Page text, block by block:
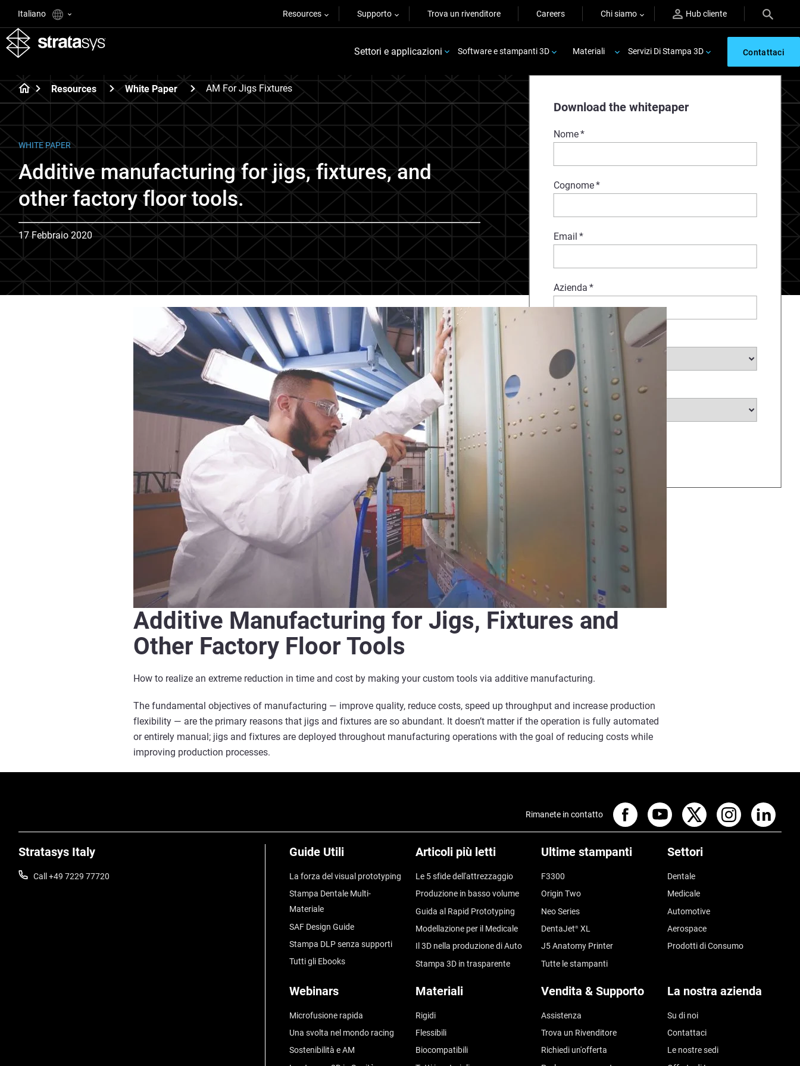
Italiano Resources Supporto Trova un rivenditore Careers Chi siamo Hub cliente
Settori e applicazioni Software e stampanti 3D Materiali Servizi Di Stampa 3D Contattaci
Resources White Paper AM For Jigs Fixtures
Download the whitepaper
Nome*
Cognome*
Email *
Azienda *
Selezione il Settore *
Seleziona il Paese
WHITE PAPER
Additive manufacturing for jigs, fixtures, and
other factory floor tools.
17 Febbraio 2020
Additive Manufacturing for Jigs, Fixtures and
Other Factory Floor Tools
How to realize an extreme reduction in time and cost by making your custom tools via additive manufacturing.
The fundamental objectives of manufacturing — improve quality, reduce costs, speed up throughput and increase production
flexibility — are the primary reasons that jigs and fixtures are so abundant. It doesn’t matter if the operation is fully automated
or entirely manual; jigs and fixtures are deployed throughout manufacturing operations with the goal of reducing costs while
improving production processes.
Stratasys Italy
Call +49 7229 77720
Guide Utili
La forza del visual prototyping
Stampa Dentale Multi-
Materiale
SAF Design Guide
Stampa DLP senza supporti
Tutti gli Ebooks
Articoli più letti
Le 5 sfide dell'attrezzaggio
Produzione in basso volume
Guida al Rapid Prototyping
Modellazione per il Medicale
Il 3D nella produzione di Auto
Stampa 3D in trasparente
Ultime stampanti
F3300
Origin Two
Neo Series
DentaJet® XL
J5 Anatomy Printer
Tutte le stampanti
Settori
Dentale
Medicale
Automotive
Aerospace
Prodotti di Consumo
Webinars
Microfusione rapida
Una svolta nel mondo racing
Sostenibilità e AM
Materiali
Rigidi
Flessibili
Biocompatibili
Vendita & Supporto
Assistenza
Trova un Rivenditore
Richiedi un'offerta
La nostra azienda
Su di noi
Contattaci
Le nostre sedi
Rimanete in contatto